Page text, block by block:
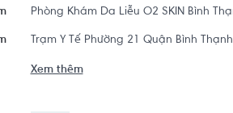
Trạm Y Tế Phường 21 Quận Bình Thạnh
Xem thêm